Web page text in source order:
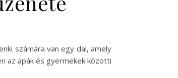
számára van egy dal, amely
az apák és gyermekek közötti